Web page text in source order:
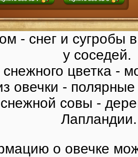
- снег и сугробы
у соседей.
снежного цветка -
овечки -
совы -
Лапландии.
о овечке